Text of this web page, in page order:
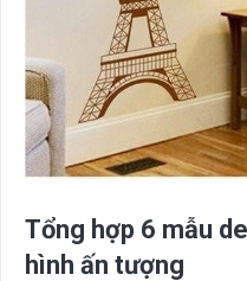
Tổng hợp 6 mẫu
hình ấn tượng